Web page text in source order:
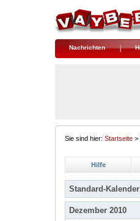
Nachrichten
Sie sind hier: Startseite >
Hilfe
Standard-Kalender
Dezember 2010